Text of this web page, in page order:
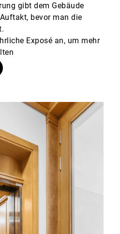
gibt dem Gebäude
bevor man die
Exposé an, um mehr